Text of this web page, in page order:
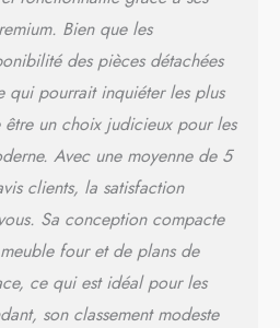
Bien que les
des pièces détachées
qui pourrait inquiéter les plus
être un choix judicieux pour les
Avec une moyenne de 5
clients, la satisfaction
Sa conception compacte
four et de plans de
ce qui est idéal pour les
son classement modeste